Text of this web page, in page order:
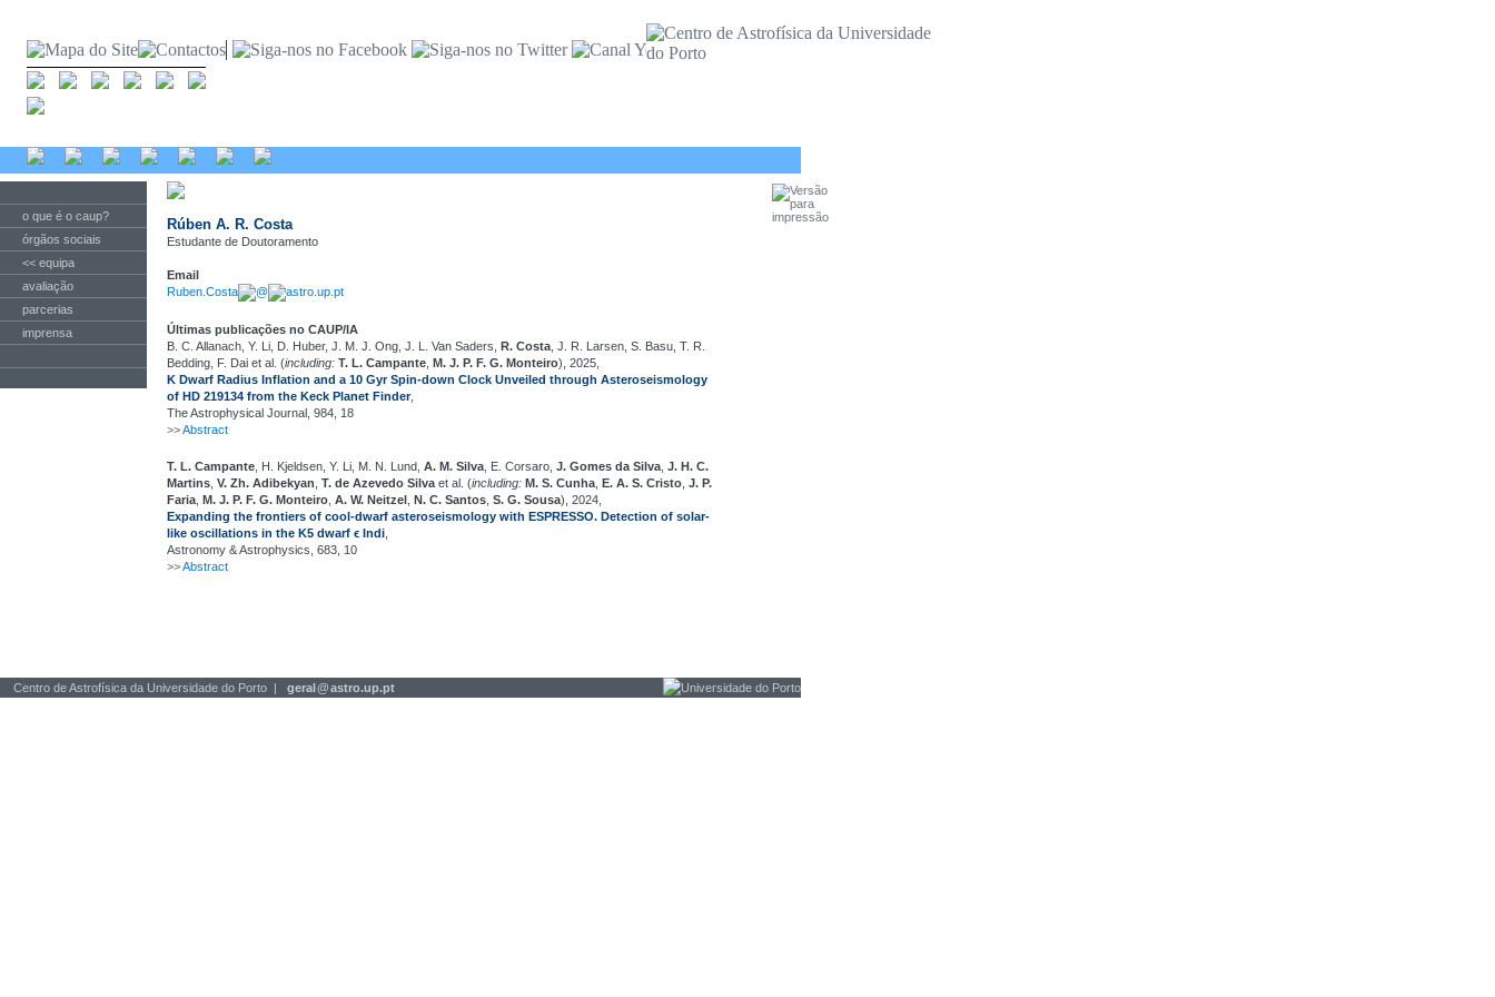
o que é o caup?
órgãos sociais
<< equipa
avaliação
parcerias
imprensa
Rúben A. R. Costa
Estudante de Doutoramento
Email
Ruben.Costa
@ astro.up.pt
Últimas publicações no CAUP/IA
B. C. Allanach, Y. Li, D. Huber, J. M. J. Ong, J. L. Van Saders, R. Costa , J. R. Larsen, S. Basu, T. R.
Bedding, F. Dai et al. (including: T. L. Campante M. J. P. F. G. Monteiro), 2025,
K Dwarf Radius Inflation and a 10 Gyr Spin-down Clock Unveiled through Asteroseismology
of HD 219134 from the Keck Planet Finder,
The Astrophysical Journal, 984, 18
>>Abstract
T. L. Campante , H. Kjeldsen, Y. Li, M. N. Lund, A. M. Silva , E. Corsaro, J. Gomes da Silva J. H. C.
Martins V. Zh. Adibekyan T. de Azevedo Silva et al. (including: M. S. Cunha E. A. S. Cristo J. P.
Faria M. J. P. F. G. Monteiro A. W. Neitzel N. C. Santos S. G. Sousa), 2024,
Expanding the frontiers of cool-dwarf asteroseismology with ESPRESSO. Detection of solar-
like oscillations in the K5 dwarf ϵ Indi
Astronomy & Astrophysics, 683, 10
>>Abstract
Centro de Astrofísica da Universidade do Porto | geral@astro.up.pt